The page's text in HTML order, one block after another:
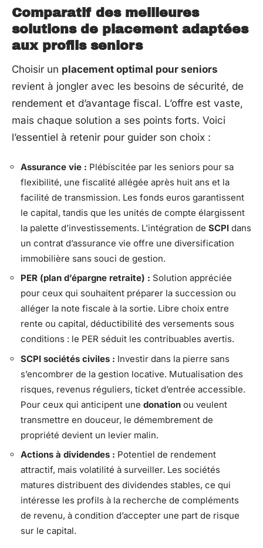
Comparatif des meilleures
solutions de placement adaptées
aux profils seniors
Choisir un placement optimal pour seniors
revient à jongler avec les besoins de sécurité, de
rendement et d’avantage fiscal. L’offre est vaste,
mais chaque solution a ses points forts. Voici
l’essentiel à retenir pour guider son choix :
Assurance vie : Plébiscitée par les seniors pour sa
flexibilité, une fiscalité allégée après huit ans et la
facilité de transmission. Les fonds euros garantissent
le capital, tandis que les unités de compte élargissent
la palette d’investissements. L’intégration de SCPI dans
un contrat d’assurance vie offre une diversification
immobilière sans souci de gestion.
PER (plan d’épargne retraite) : Solution appréciée
pour ceux qui souhaitent préparer la succession ou
alléger la note fiscale à la sortie. Libre choix entre
rente ou capital, déductibilité des versements sous
conditions : le PER séduit les contribuables avertis.
SCPI sociétés civiles : Investir dans la pierre sans
s’encombrer de la gestion locative. Mutualisation des
risques, revenus réguliers, ticket d’entrée accessible.
Pour ceux qui anticipent une donation ou veulent
transmettre en douceur, le démembrement de
propriété devient un levier malin.
Actions à dividendes : Potentiel de rendement
attractif, mais volatilité à surveiller. Les sociétés
matures distribuent des dividendes stables, ce qui
intéresse les profils à la recherche de compléments
de revenu, à condition d’accepter une part de risque
sur le capital.